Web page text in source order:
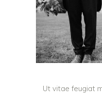
Ut vitae feugiat